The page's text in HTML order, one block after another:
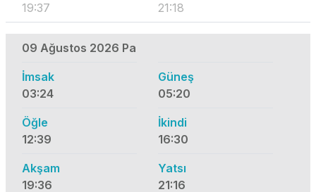
19:37
21:18
09 Ağustos 2026 Pa
İmsak
03:24
Güneş
05:20
Öğle
12:39
İkindi
16:30
Akşam
19:36
Yatsı
21:16